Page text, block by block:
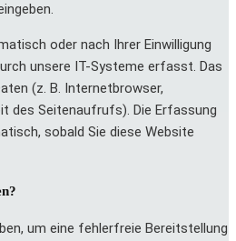
oder nach Ihrer Einwilligung
unsere IT-Systeme erfasst. Das
(z. B. Internetbrowser,
des Seitenaufrufs). Die Erfassung
sobald Sie diese Website
um eine fehlerfreie Bereitstellung